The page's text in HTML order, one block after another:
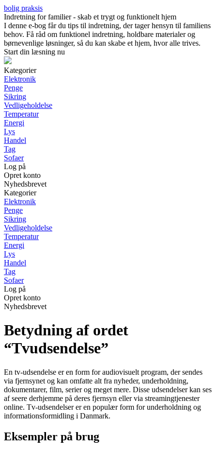
bolig praksis
Indretning for familier - skab et trygt og funktionelt hjem
I denne e-bog får du tips til indretning, der tager hensyn til familiens
behov. Få råd om funktionel indretning, holdbare materialer og
børnevenlige løsninger, så du kan skabe et hjem, hvor alle trives.
Start din læsning nu
Kategorier
Elektronik
Penge
Sikring
Vedligeholdelse
Temperatur
Energi
Lys
Handel
Tag
Sofaer
Log på
Opret konto
Nyhedsbrevet
Kategorier
Elektronik
Penge
Sikring
Vedligeholdelse
Temperatur
Energi
Lys
Handel
Tag
Sofaer
Log på
Opret konto
Nyhedsbrevet
Betydning af ordet
“Tvudsendelse”
En tv-udsendelse er en form for audiovisuelt program, der sendes
via fjernsynet og kan omfatte alt fra nyheder, underholdning,
dokumentarer, film, serier og meget mere. Disse udsendelser kan ses
af seere derhjemme på deres fjernsyn eller via streamingtjenester
online. Tv-udsendelser er en populær form for underholdning og
informationsformidling i Danmark.
Eksempler på brug